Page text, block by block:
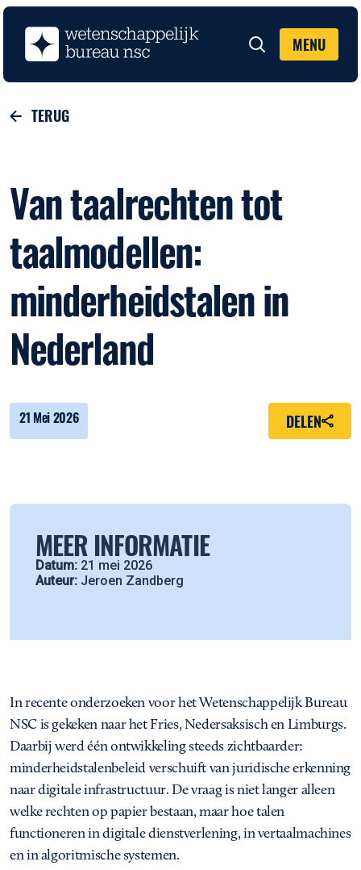
Zoeken MENU
TERUG
Van taalrechten tot
taalmodellen:
minderheidstalen in
Nederland
21 Mei 2026 DELEN
MEER INFORMATIE
Datum: 21 mei 2026
Auteur: Jeroen Zandberg
In recente onderzoeken voor het Wetenschappelijk Bureau
NSC is gekeken naar het Fries, Nedersaksisch en Limburgs.
Daarbij werd één ontwikkeling steeds zichtbaarder:
minderheidstalenbeleid verschuift van juridische erkenning
naar digitale infrastructuur. De vraag is niet langer alleen
welke rechten op papier bestaan, maar hoe talen
functioneren in digitale dienstverlening, in vertaalmachines
en in algoritmische systemen.